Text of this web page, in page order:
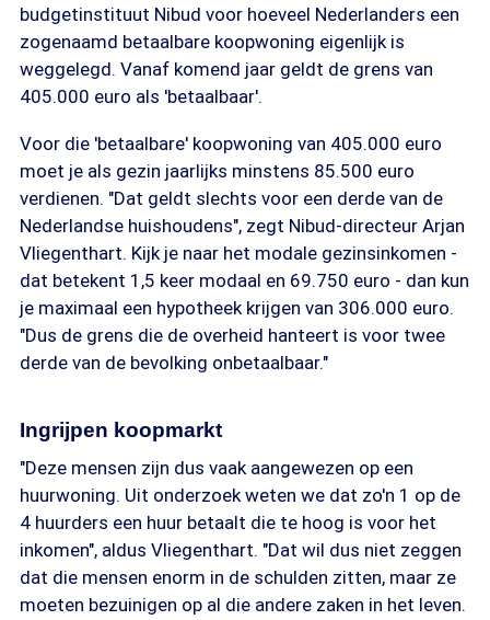
budgetinstituut Nibud voor hoeveel Nederlanders een
zogenaamd betaalbare koopwoning eigenlijk is
weggelegd. Vanaf komend jaar geldt de grens van
405.000 euro als 'betaalbaar'.
Voor die 'betaalbare' koopwoning van 405.000 euro
moet je als gezin jaarlijks minstens 85.500 euro
verdienen. "Dat geldt slechts voor een derde van de
Nederlandse huishoudens", zegt Nibud-directeur Arjan
Vliegenthart. Kijk je naar het modale gezinsinkomen -
dat betekent 1,5 keer modaal en 69.750 euro - dan kun
je maximaal een hypotheek krijgen van 306.000 euro.
"Dus de grens die de overheid hanteert is voor twee
derde van de bevolking onbetaalbaar."
Ingrijpen koopmarkt
"Deze mensen zijn dus vaak aangewezen op een
huurwoning. Uit onderzoek weten we dat zo'n 1 op de
4 huurders een huur betaalt die te hoog is voor het
inkomen", aldus Vliegenthart. "Dat wil dus niet zeggen
dat die mensen enorm in de schulden zitten, maar ze
moeten bezuinigen op al die andere zaken in het leven.